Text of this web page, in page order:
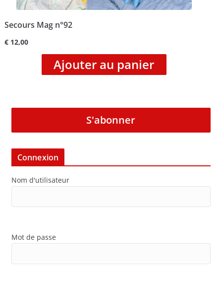
Secours Mag n°92
€12,00
Ajouter au panier
S'abonner
Connexion
Nom d'utilisateur
Mot de passe